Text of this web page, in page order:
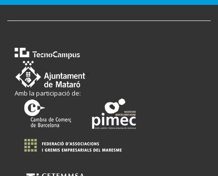
Amb la participació de: